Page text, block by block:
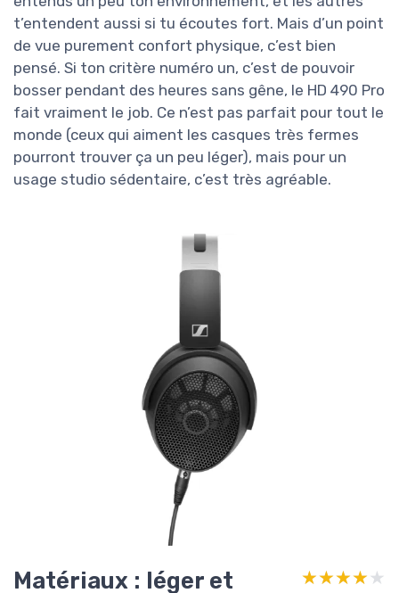
t’entendent aussi si tu écoutes fort. Mais d’un point
de vue purement confort physique, c’est bien
pensé. Si ton critère numéro un, c’est de pouvoir
bosser pendant des heures sans gêne, le HD 490 Pro
fait vraiment le job. Ce n’est pas parfait pour tout le
monde (ceux qui aiment les casques très fermes
pourront trouver ça un peu léger), mais pour un
usage studio sédentaire, c’est très agréable.
Matériaux : léger et
★★★★★
★★★★★